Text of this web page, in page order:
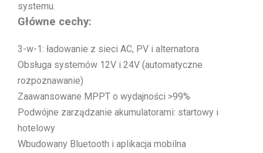
systemu.
Główne cechy:
3-w-1: ładowanie z sieci AC, PV i alternatora
Obsługa systemów 12V i 24V (automatyczne
rozpoznawanie)
Zaawansowane MPPT o wydajności >99%
Podwójne zarządzanie akumulatorami: startowy i
hotelowy
Wbudowany Bluetooth i aplikacja mobilna